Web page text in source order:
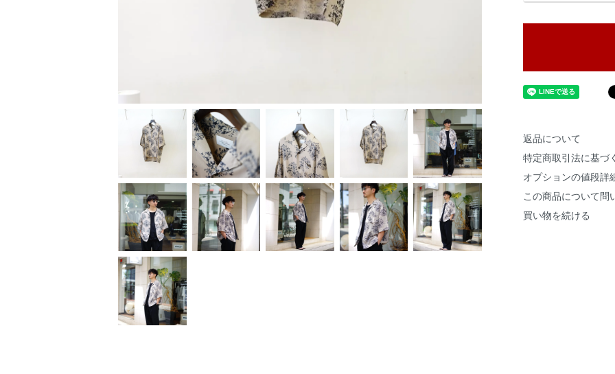
返品について
特定商取引法に基づ
オプションの値段詳
この商品について問
買い物を続ける